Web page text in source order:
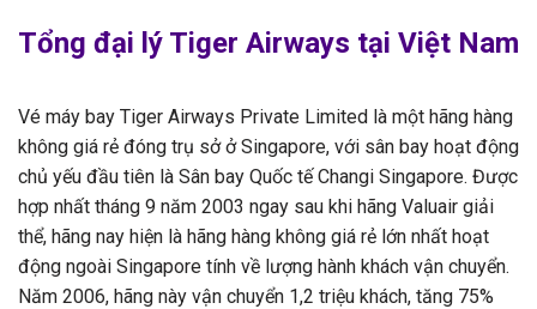
Tổng đại lý Tiger Airways tại Việt Nam
Vé máy bay Tiger Airways Private Limited là một hãng hàng
không giá rẻ đóng trụ sở ở Singapore, với sân bay hoạt động
chủ yếu đầu tiên là Sân bay Quốc tế Changi Singapore. Được
hợp nhất tháng 9 năm 2003 ngay sau khi hãng Valuair giải
thể, hãng nay hiện là hãng hàng không giá rẻ lớn nhất hoạt
động ngoài Singapore tính về lượng hành khách vận chuyển.
Năm 2006, hãng này vận chuyển 1,2 triệu khách, tăng 75%